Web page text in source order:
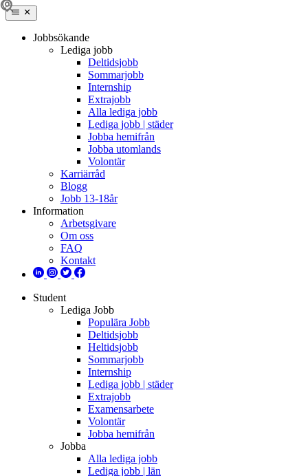
Jobbsökande
Lediga jobb
Deltidsjobb
Sommarjobb
Internship
Extrajobb
Alla lediga jobb
Lediga jobb | städer
Jobba hemifrån
Jobba utomlands
Volontär
Karriärråd
Blogg
Jobb 13-18år
Information
Arbetsgivare
Om oss
FAQ
Kontakt
Student
Lediga Jobb
Populära Jobb
Deltidsjobb
Heltidsjobb
Sommarjobb
Internship
Lediga jobb | städer
Extrajobb
Examensarbete
Volontär
Jobba hemifrån
Jobba
Alla lediga jobb
Lediga jobb | län